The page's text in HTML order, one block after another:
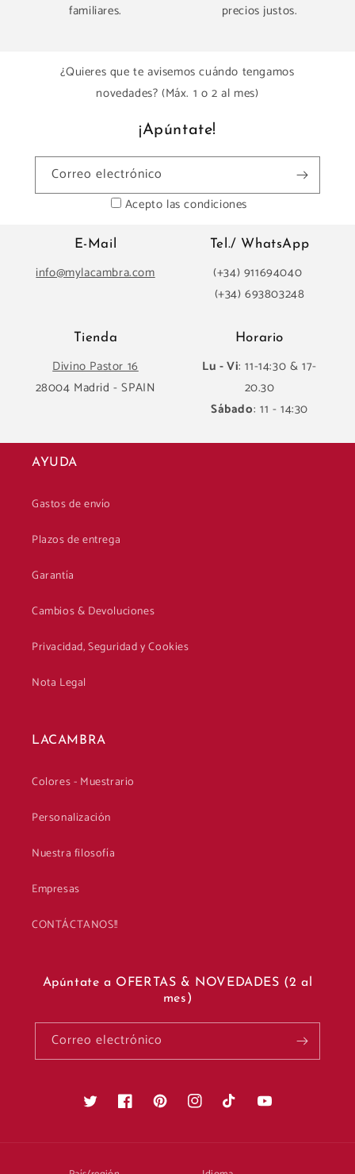
familiares.
precios justos.
¿Quieres que te avisemos cuándo tengamos
novedades? (Máx. 1 o 2 al mes)
¡Apúntate!
Correo electrónico
Acepto las condiciones
E-Mail
info@mylacambra.com
Tel./ WhatsApp
(+34) 911694040
(+34) 693803248
Tienda
Divino Pastor 16
28004 Madrid - SPAIN
Horario
Lu - Vi: 11-14:30 & 17-
20.30
Sábado: 11 - 14:30
AYUDA
Gastos de envío
Plazos de entrega
Garantía
Cambios & Devoluciones
Privacidad, Seguridad y Cookies
Nota Legal
LACAMBRA
Colores - Muestrario
Personalización
Nuestra filosofía
Empresas
CONTÁCTANOS!!
Apúntate a OFERTAS & NOVEDADES (2 al
mes)
Correo electrónico
Twitter FacebookPinterestInstagramTikTok YouTube